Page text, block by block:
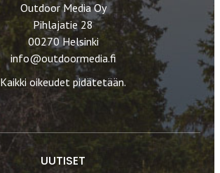
Outdoor Media Oy
Pihlajatie 28
00270 Helsinki
info@outdoormedia.fi
Kaikki oikeudet pidätetään.
UUTISET